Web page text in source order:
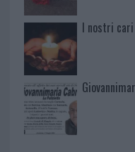
I nostri cari